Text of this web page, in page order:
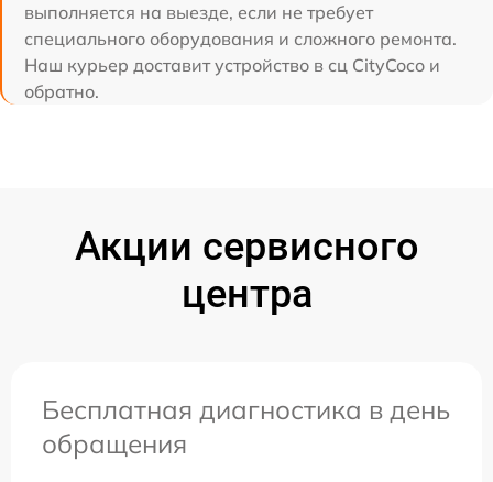
выполняется на выезде, если не требует
специального оборудования и сложного ремонта.
Наш курьер доставит устройство в сц CityCoco и
обратно.
Акции сервисного
центра
Бесплатная диагностика в день
обращения